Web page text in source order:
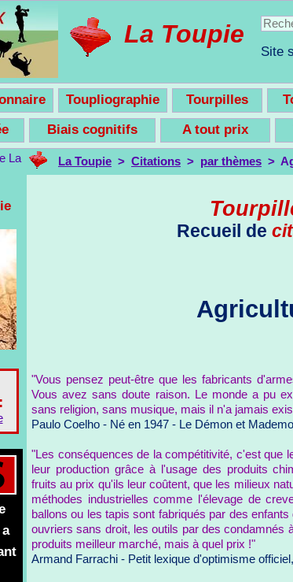
La Toupie
Site
Toupliographie Tourpilles
Biais cognitifs A tout prix
La Toupie > Citations > par thèmes >
Recueil de
"Vous pensez peut-être que les fabricants
Vous avez sans doute raison. Le monde a pu
sans religion, sans musique, mais il n'a jamais
Paulo Coelho - Né en 1947 - Le Démon et
"Les conséquences de la compétitivité, c'est que
leur production grâce à l'usage des produits
fruits au prix qu'ils leur coûtent, que les milieux
méthodes industrielles comme l'élevage de
ballons ou les tapis sont fabriqués par des
ouvriers sans droit, les outils par des condamnés
produits meilleur marché, mais à quel prix !"
Armand Farrachi - Petit lexique d'optimisme